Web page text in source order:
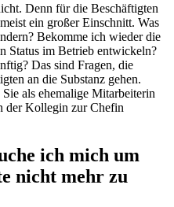
Denn für die Beschäftigten
ein großer Einschnitt. Was
Bekomme ich wieder die
Status im Betrieb entwickeln?
Das sind Fragen, die
an die Substanz gehen.
als ehemalige Mitarbeiterin
der Kollegin zur Chefin
ich mich um
nicht mehr zu